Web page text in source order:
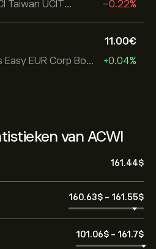
iShares MSCI Taiwan UCITS ETF
-0.22%
BNP Paribas Easy EUR Corp Bond SRI Fossil Free Ult
11.00‎€‎
+0.04%
van ACWI
161.44‎$‎
160.63‎$‎ - 161.55‎$‎
101.06‎$‎ - 161.7‎$‎